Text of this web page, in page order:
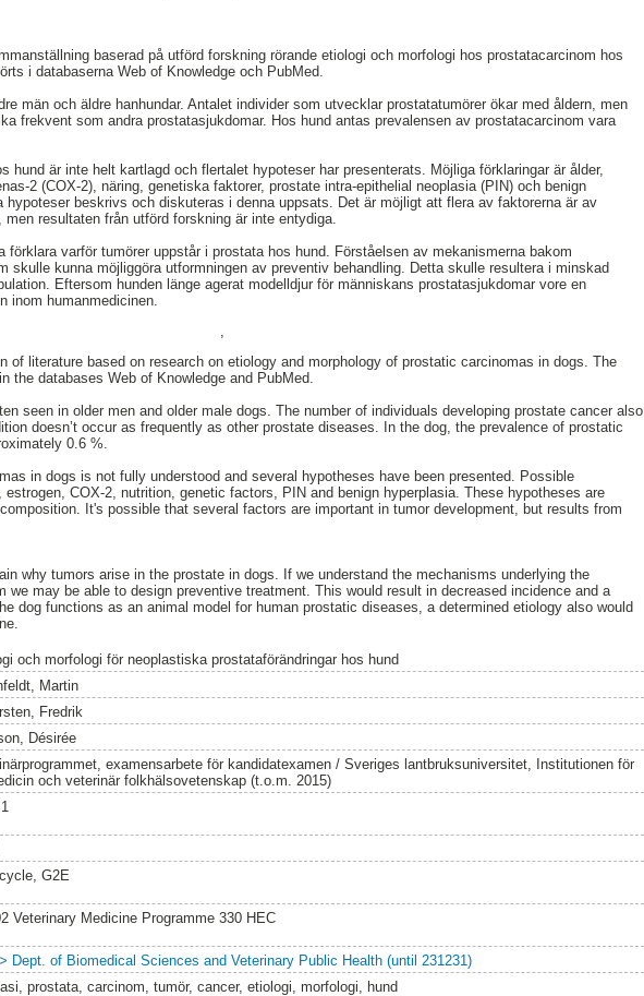
baserad på utförd forskning rörande etiologi och morfologi hos prostatacarcinom hos
i databaserna Web of Knowledge och PubMed.
män och äldre hanhundar. Antalet individer som utvecklar prostatatumörer ökar med åldern, men
frekvent som andra prostatasjukdomar. Hos hund antas prevalensen av prostatacarcinom vara
hund är inte helt kartlagd och flertalet hypoteser har presenterats. Möjliga förklaringar är ålder,
2 (COX-2), näring, genetiska faktorer, prostate intra-epithelial neoplasia (PIN) och benign
hypoteser beskrivs och diskuteras i denna uppsats. Det är möjligt att flera av faktorerna är av
resultaten från utförd forskning är inte entydiga.
förklara varför tumörer uppstår i prostata hos hund. Förståelsen av mekanismerna bakom
skulle kunna möjliggöra utformningen av preventiv behandling. Detta skulle resultera i minskad
Eftersom hunden länge agerat modelldjur för människans prostatasjukdomar vore en
inom humanmedicinen.
of literature based on research on etiology and morphology of prostatic carcinomas in dogs. The
the databases Web of Knowledge and PubMed.
seen in older men and older male dogs. The number of individuals developing prostate cancer also
doesn’t occur as frequently as other prostate diseases. In the dog, the prevalence of prostatic
0.6 %.
in dogs is not fully understood and several hypotheses have been presented. Possible
COX-2, nutrition, genetic factors, PIN and benign hyperplasia. These hypotheses are
It's possible that several factors are important in tumor development, but results from
why tumors arise in the prostate in dogs. If we understand the mechanisms underlying the
we may be able to design preventive treatment. This would result in decreased incidence and a
dog functions as an animal model for human prostatic diseases, a determined etiology also would
och morfologi för neoplastiska prostataförändringar hos hund
Martin
Fredrik
Désirée
examensarbete för kandidatexamen / Sveriges lantbruksuniversitet, Institutionen för
och veterinär folkhälsovetenskap (t.o.m. 2015)
G2E
Veterinary Medicine Programme 330 HEC
Dept. of Biomedical Sciences and Veterinary Public Health (until 231231)
prostata, carcinom, tumör, cancer, etiologi, morfologi, hund